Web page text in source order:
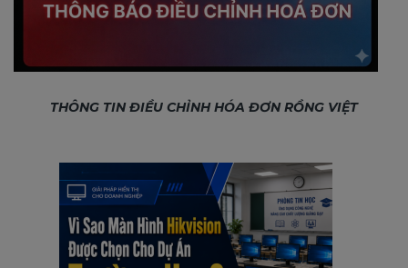
THÔNG TIN ĐIỀU CHỈNH HÓA ĐƠN RỒNG VIỆT